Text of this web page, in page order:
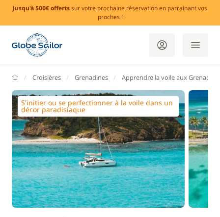
Jusqu'à 500€ offertssur votre prochaine réservation en parrainant vos
proches !
GlobeSailor
Croisières Grenadines Apprendre la voile aux
S'initier ou se perfectionner à la voile dans un
décor paradisiaque